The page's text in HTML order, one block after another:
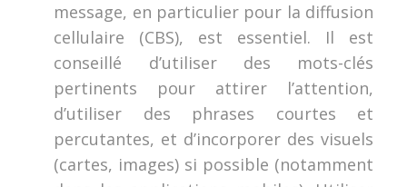
message, en particulier pour la diffusion
cellulaire (CBS), est essentiel. Il est
conseillé d’utiliser des mots-clés
pertinents pour attirer l’attention,
d’utiliser des phrases courtes et
percutantes, et d’incorporer des visuels
(cartes, images) si possible (notamment